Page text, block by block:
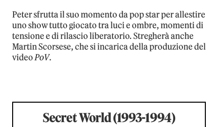
Peter sfrutta il suo momento da pop star per allestire
uno show tutto giocato tra luci e ombre, momenti di
tensione e di rilascio liberatorio. Stregherà anche
Martin Scorsese, che si incarica della produzione del
videoPoV.
Secret World (1993-1994)